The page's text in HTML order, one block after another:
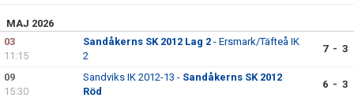
MAJ 2026
03
11:15
Sandåkerns SK 2012 Lag 2 - Ersmark/Täfteå IK
2
7 - 3
09
15:30
Sandviks IK 2012-13 - Sandåkerns SK 2012
Röd
6 - 3